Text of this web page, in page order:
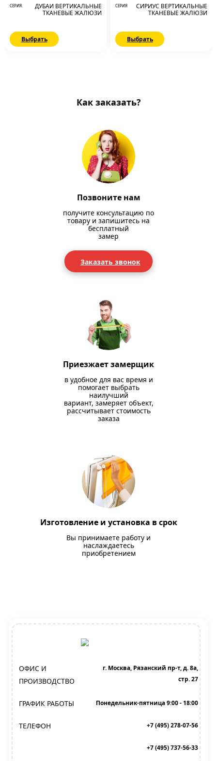
СЕРИЯ
ДУБАИ ВЕРТИКАЛЬНЫЕ
ТКАНЕВЫЕ ЖАЛЮЗИ
Выбрать
СЕРИЯ
СИРИУС ВЕРТИКАЛЬНЫЕ
ТКАНЕВЫЕ ЖАЛЮЗИ
Выбрать
Как заказать?
Позвоните нам
получите консультацию по
товару и запишитесь на
бесплатный
замер
Заказать звонок
Приезжает замерщик
в удобное для вас время и
помогает выбрать
наилучший
вариант, замеряет объект,
рассчитывает стоимость
заказа
Изготовление и установка в срок
Вы принимаете работу и
наслаждаетесь
приобретением
ОФИС И
ПРОИЗВОДСТВО
г. Москва, Рязанский пр-т, д. 8а,
стр. 27
ГРАФИК РАБОТЫ Понедельник-пятница 9:00 - 18:00
ТЕЛЕФОН +7 (495) 278-07-56
+7 (495) 737-56-33